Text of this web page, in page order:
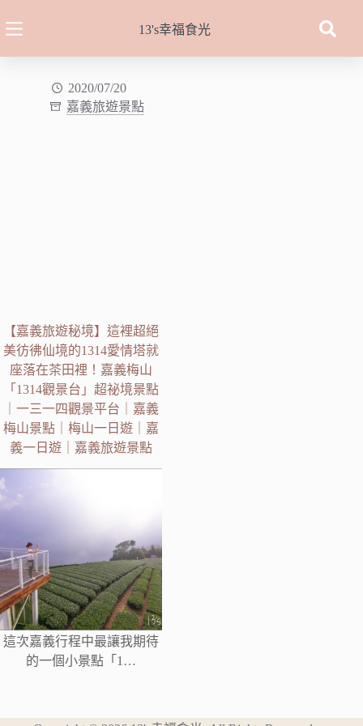
至
13's幸福食光
2020/07/20
嘉義旅遊景點
【嘉義旅遊秘境】這裡超絕
美彷彿仙境的1314愛情塔就
座落在茶田裡！嘉義梅山
「1314觀景台」超祕境景點
｜一三一四觀景平台｜嘉義
梅山景點｜梅山一日遊｜嘉
義一日遊｜嘉義旅遊景點
這次嘉義行程中最讓我期待
的一個小景點「1…